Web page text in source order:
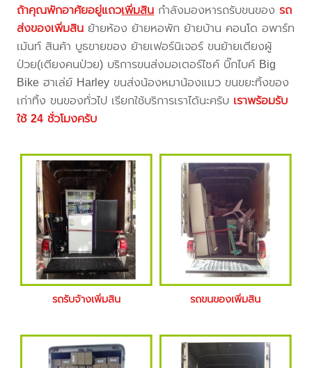
ถ้าคุณพักอาศัยอยู่แถวเพิ่มสิน กำลังมองหารถรับขนของรถ
ส่งของเพิ่มสิน ย้ายห้อง ย้ายหอพัก ย้ายบ้าน คอนโด อพาร์ท
เม้นท์ สินค้า บูธขายของ ย้ายเฟอร์นิเจอร์ ขนย้ายเตียงผู้
ป่วย(เตียงคนป่วย) บริการขนส่งมอเตอร์ไซค์ บิ๊กไบค์ Big
Bike ฮาเล่ย์ Harley ขนส่งน้องหมาน้องแมว ขนขยะทิ้งของ
เก่าทิ้ง ขนของทั่วไป เรียกใช้บริการเราได้นะครับ เราพร้อมรับ
ใช้ 24 ชั่วโมงครับ
รถรับจ้างเพิ่มสิน รถขนของเพิ่มสิน